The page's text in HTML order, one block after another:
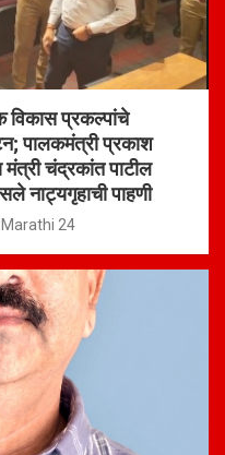
प्रकल्पांचे
पालकमंत्री प्रकाश
चंद्रकांत पाटील
नाट्यगृहाची पाहणी
24